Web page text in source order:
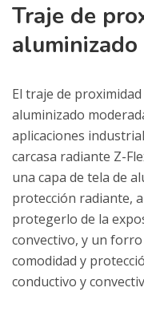
Traje de
aluminizado
El traje de
aluminizado
aplicaciones
carcasa radiante Z-
una capa de tela de
protección radiante,
protegerlo de la
convectivo, y un
comodidad y
conductivo y